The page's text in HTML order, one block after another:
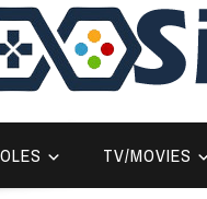
TV/MOVIES